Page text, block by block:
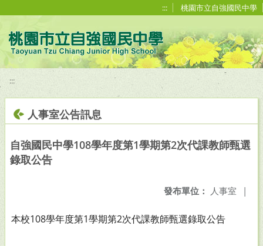
::: 桃園市立自強國民中學
:::
人事室公告訊息
自強國民中學108學年度第1學期第2次代課教師甄選
錄取公告
發布單位： 人事室 |
本校108學年度第1學期第2次代課教師甄選錄取公告